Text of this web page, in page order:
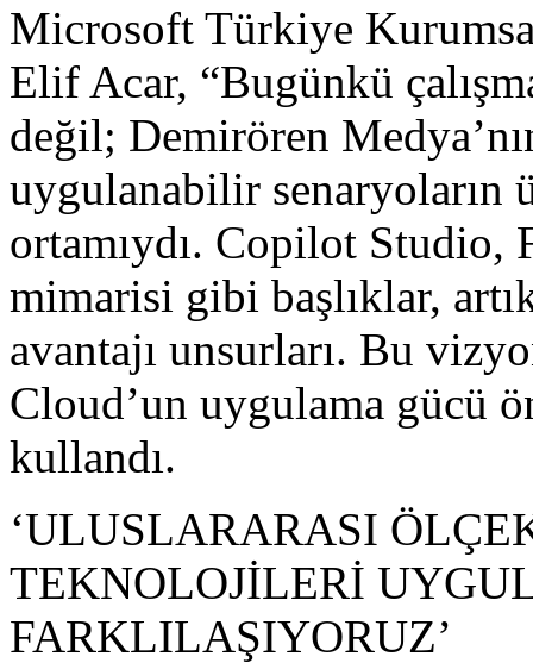
Microsoft Türkiye
Elif Acar, “Bugünkü
değil; Demirören
uygulanabilir
ortamıydı. Copilot
mimarisi gibi başlıklar,
avantajı unsurları. Bu
Cloud’un uygulama gücü
kullandı.
‘ULUSLARARASI
TEKNOLOJİLERİ
FARKLILAŞIYORUZ’